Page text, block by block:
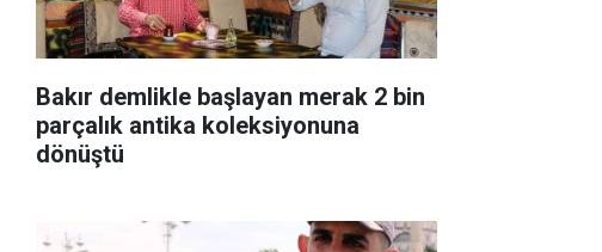
Bakır demlikle başlayan merak 2 bin
parçalık antika koleksiyonuna
dönüştü